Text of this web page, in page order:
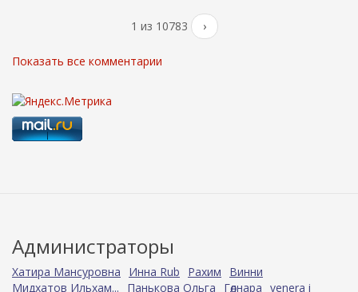
1 из 10783 ›
Показать все комментарии
Администраторы
Хатира Мансуровна Инна Rub Рахим
Винни
Мидхатов Ильхам...
Панькова Ольга Гөлнара venera i